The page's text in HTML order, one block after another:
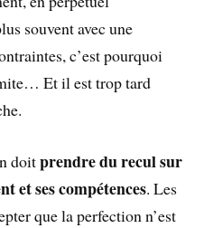
souvent avec une
c’est pourquoi
Et il est trop tard
doitprendre du recul sur
et ses compétences. Les
que la perfection n’est